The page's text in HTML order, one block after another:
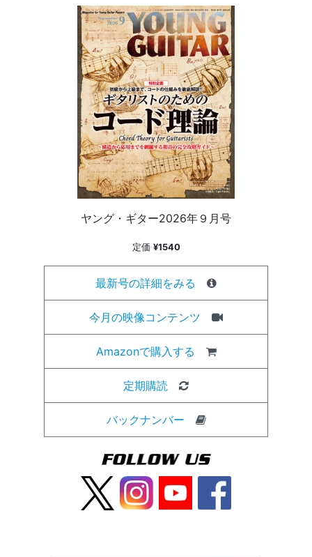
ヤング・ギター2026年９月号
定価 ¥1540
最新号の詳細をみる
今月の映像コンテンツ
Amazonで購入する
定期購読
バックナンバー